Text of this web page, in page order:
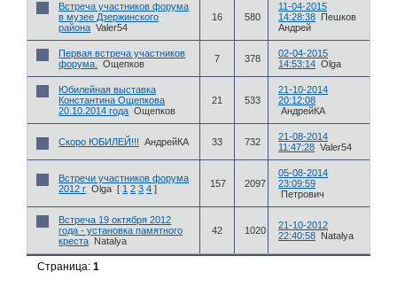
Встреча участников форума
в музее Дзержинского
района Valer54
16 580
11-04-2015
14:28:38 Пешков
Андрей
Первая встреча участников
форума.
Ощепков 7 378
02-04-2015
14:53:14 Olga
Юбилейная выставка
Константина Ощепкова
20.10.2014 года Ощепков
21 533
21-10-2014
20:12:08
АндрейКА
Скоро ЮБИЛЕЙ!!! АндрейКА 33 732
21-08-2014
11:47:28 Valer54
Встречи участников форума
2012 г Olga [ 1 2 3 4 ] 157 2097
05-08-2014
23:09:59
Петрович
Встреча 19 октября 2012
года - установка памятного
креста Natalya
42 1020
21-10-2012
22:40:58 Natalya
Страница:1